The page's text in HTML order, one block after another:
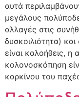
αυτά
μεγάλους
αλλαγές στις
δυσκοιλιότητα) και
είναι καλοήθεις,
κολονοσκόπηση
καρκίνου του